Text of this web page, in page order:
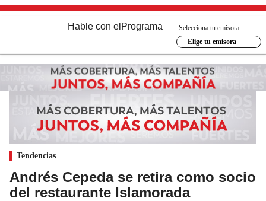
Hable con el Programa
Selecciona tu emisora
Elige tu emisora
Tendencias
Andrés Cepeda se retira como socio
del restaurante Islamorada